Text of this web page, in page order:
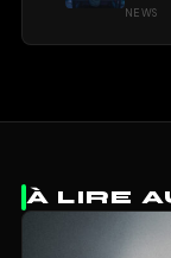
NEWS
À LIRE